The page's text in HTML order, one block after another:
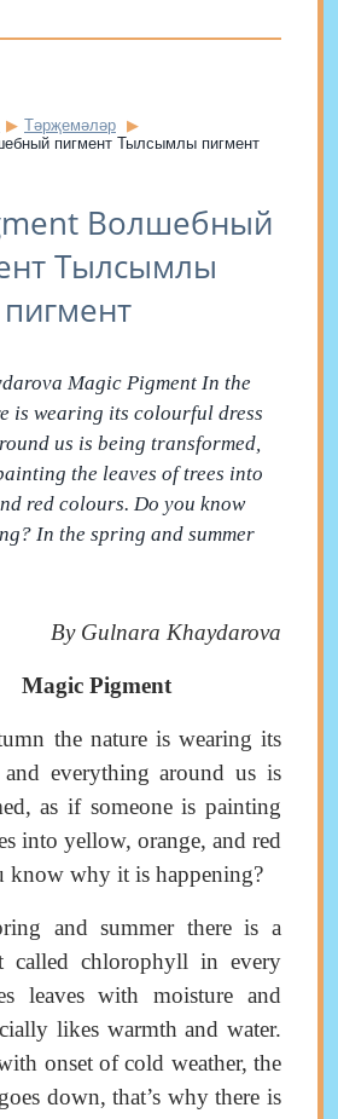
Тәрҗемәләр
пигмент Тылсымлы пигмент
Волшебный
Тылсымлы
пигмент
Magic Pigment In the
is wearing its colourful dress
us is being transformed,
the leaves of trees into
red colours. Do you know
In the spring and summer
By Gulnara Khaydarova
Magic Pigment
the nature is wearing its
everything around us is
as if someone is painting
into yellow, orange, and red
know why it is happening?
and summer there is a
called chlorophyll in every
leaves with moisture and
likes warmth and water.
onset of cold weather, the
down,that’s why there is